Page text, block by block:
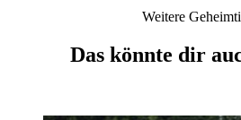
Weitere
Das könnte dir